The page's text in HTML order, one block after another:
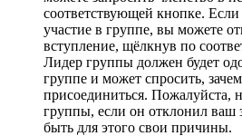
соответствующей кнопке. Если
участие в группе, вы можете
вступление, щёлкнув по
Лидер группы должен будет
группе и может спросить,
присоединиться. Пожалуйста,
группы, если он отклонил ваш
быть для этого свои причины.